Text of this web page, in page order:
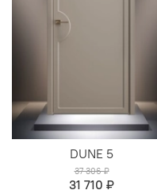
DUNE 5
37 306 ₽
31 710 ₽